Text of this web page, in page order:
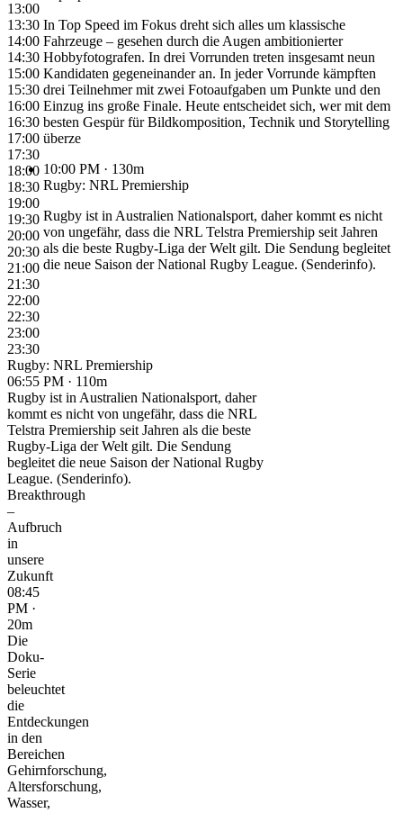
13:00
13:30
14:00
14:30
15:00
15:30
16:00
16:30
17:00
17:30
18:00
18:30
19:00
19:30
20:00
20:30
21:00
21:30
22:00
22:30
23:00
23:30
Rugby: NRL Premiership
06:55 PM · 110m
Rugby ist in Australien Nationalsport, daher
kommt es nicht von ungefähr, dass die NRL
Telstra Premiership seit Jahren als die beste
Rugby-Liga der Welt gilt. Die Sendung
begleitet die neue Saison der National Rugby
League. (Senderinfo).
Breakthrough
–
Aufbruch
in
unsere
Zukunft
08:45
PM ·
20m
Die
Doku-
Serie
beleuchtet
die
Entdeckungen
in den
Bereichen
Gehirnforschung,
Altersforschung,
Wasser,
In Top Speed im Fokus dreht sich alles um klassische
Fahrzeuge – gesehen durch die Augen ambitionierter
Hobbyfotografen. In drei Vorrunden treten insgesamt neun
Kandidaten gegeneinander an. In jeder Vorrunde kämpften
drei Teilnehmer mit zwei Fotoaufgaben um Punkte und den
Einzug ins große Finale. Heute entscheidet sich, wer mit dem
besten Gespür für Bildkomposition, Technik und Storytelling
überze
10:00 PM · 130m
Rugby: NRL Premiership
Rugby ist in Australien Nationalsport, daher kommt es nicht
von ungefähr, dass die NRL Telstra Premiership seit Jahren
als die beste Rugby-Liga der Welt gilt. Die Sendung begleitet
die neue Saison der National Rugby League. (Senderinfo).